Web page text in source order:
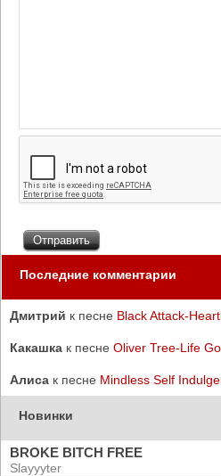
Последние комментарии
Дмитрий к песне Black Attack-
Какашка к песне Oliver Tree-Life
Алиса к песне Mindless Self
Новинки
BROKE BITCH FREE
Slayyyter